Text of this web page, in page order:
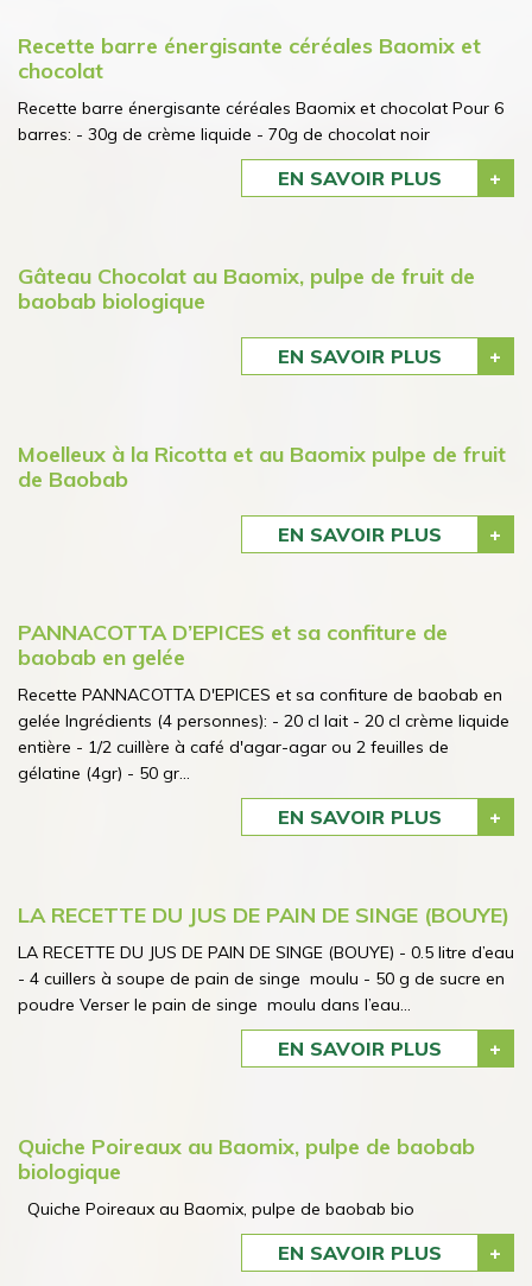
Recette barre énergisante céréales Baomix et
chocolat
Recette barre énergisante céréales Baomix et chocolat Pour 6
barres: - 30g de crème liquide - 70g de chocolat noir
EN SAVOIR PLUS
Gâteau Chocolat au Baomix, pulpe de fruit de
baobab biologique
EN SAVOIR PLUS
Moelleux à la Ricotta et au Baomix pulpe de fruit
de Baobab
EN SAVOIR PLUS
PANNACOTTA D’EPICES et sa confiture de
baobab en gelée
Recette PANNACOTTA D'EPICES et sa confiture de baobab en
gelée Ingrédients (4 personnes): - 20 cl lait - 20 cl crème liquide
entière - 1/2 cuillère à café d'agar-agar ou 2 feuilles de
gélatine (4gr) - 50 gr...
EN SAVOIR PLUS
LA RECETTE DU JUS DE PAIN DE SINGE (BOUYE)
LA RECETTE DU JUS DE PAIN DE SINGE (BOUYE) - 0.5 litre d’eau
- 4 cuillers à soupe de pain de singe moulu - 50 g de sucre en
poudre Verser le pain de singe moulu dans l’eau...
EN SAVOIR PLUS
Quiche Poireaux au Baomix, pulpe de baobab
biologique
Quiche Poireaux au Baomix, pulpe de baobab bio
EN SAVOIR PLUS